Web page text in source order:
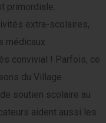
primordiale.
extra-scolaires,
médicaux.
convivial ! Parfois, ce
du Village.
soutien scolaire au
aident aussi les